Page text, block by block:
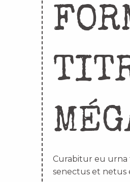
Curabitur eu urna
senectus et netus